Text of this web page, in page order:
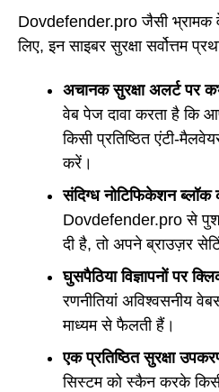
Dovdefender.pro जैसी भ्रामक
लिए, इन साइबर सुरक्षा सर्वोत्तम
अचानक सुरक्षा अलर्ट पर
वेब पेज दावा करता है कि
किसी प्रतिष्ठित एंटी-
करें।
संदिग्ध नोटिफिकेशन ब्लॉक
Dovdefender.pro से पुश
दी है, तो अपने ब्राउज़र
घुसपैठिया विज्ञापनों पर
रणनीतियां अविश्वसनीय
माध्यम से फैलती हैं।
एक प्रतिष्ठित सुरक्षा
सिस्टम को स्कैन करके